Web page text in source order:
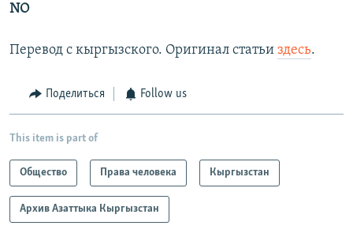
NO
Перевод с кыргызского. Оригинал статьи здесь.
Поделиться Follow us
This item is part of
Общество Права человека Кыргызстан
Архив Азаттыка Кыргызстан